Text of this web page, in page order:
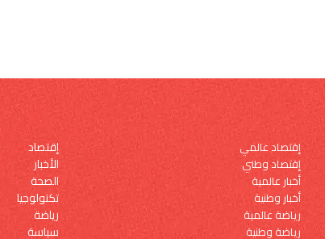
إقتصاد عالمي
إقتصاد وطني
أخبار عالمية
أخبار وطنية
رياضة عالمية
رياضة وطنية
إقتصاد
الأخبار
الصحة
تكنولوجيا
رياضة
سياسة